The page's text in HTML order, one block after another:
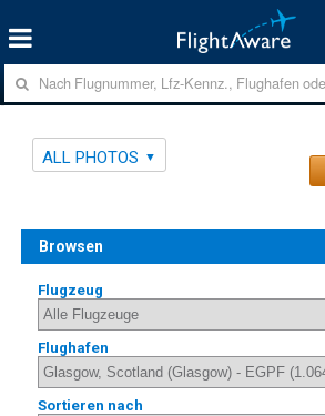
ALL PHOTOS
Browsen
Flugzeug
Flughafen
Sortieren nach